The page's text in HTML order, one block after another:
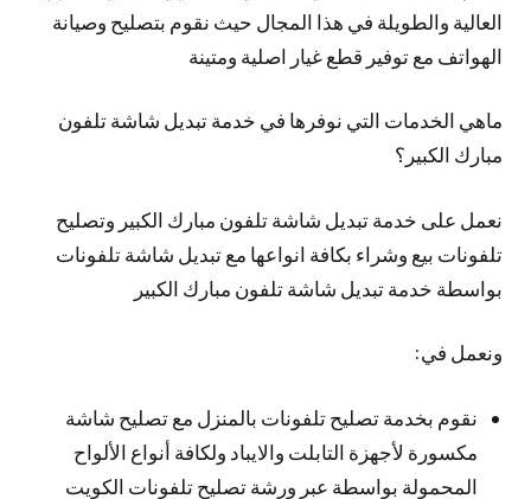
العالية والطويلة في هذا المجال حيث نقوم بتصليح وصيانة
الهواتف مع توفير قطع غيار اصلية ومتينة
ماهي الخدمات التي نوفرها في خدمة تبديل شاشة تلفون
مبارك الكبير؟
نعمل على خدمة تبديل شاشة تلفون مبارك الكبير وتصليح
تلفونات بيع وشراء بكافة انواعها مع تبديل شاشة تلفونات
بواسطة خدمة تبديل شاشة تلفون مبارك الكبير
ونعمل في:
نقوم بخدمة تصليح تلفونات بالمنزل مع تصليح شاشة
مكسورة لأجهزة التابلت والايباد ولكافة أنواع الألواح
المحمولة بواسطة عبر ورشة تصليح تلفونات الكويت